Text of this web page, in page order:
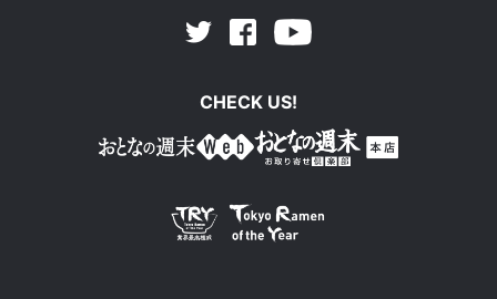
Twitter Facebook
CHECK US!